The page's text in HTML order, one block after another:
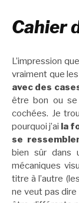
Cahier
L’impression
vraiment que
avec des
être bon ou
cochées. Je
pourquoi j’ai la
se
bien sûr dans
mécaniques
titre à l’autre (les
ne veut pas dire